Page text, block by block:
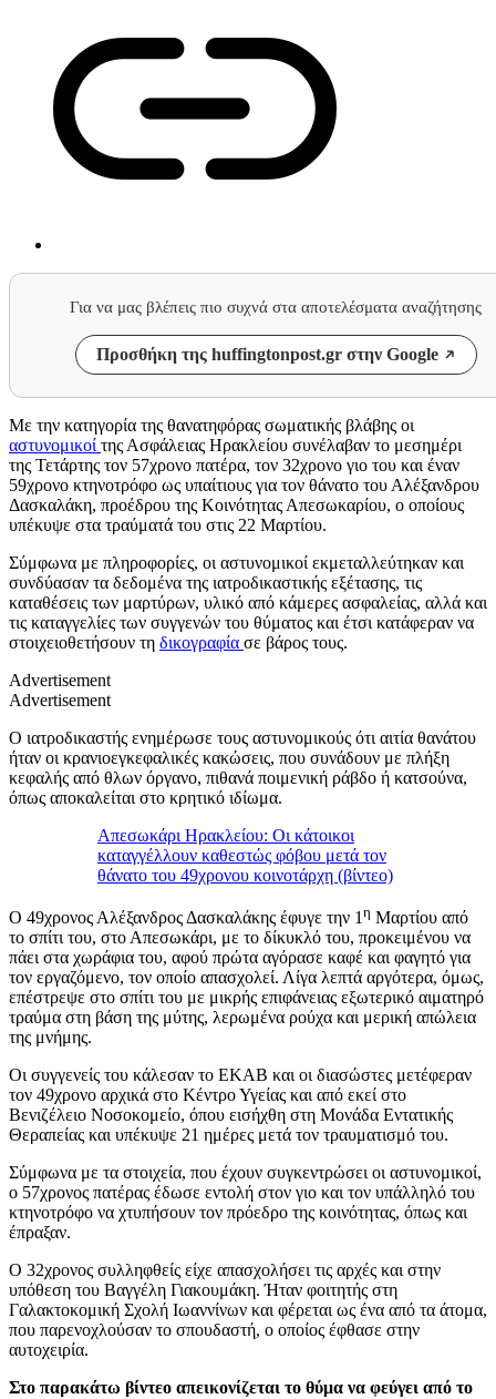
Για να μας βλέπεις πιο συχνά στα αποτελέσματα αναζήτησης
Προσθήκη της huffingtonpost.gr στην Google
Με την κατηγορία της θανατηφόρας σωματικής βλάβης οι
αστυνομικοί της Ασφάλειας Ηρακλείου συνέλαβαν το μεσημέρι
της Τετάρτης τον 57χρονο πατέρα, τον 32χρονο γιο του και έναν
59χρονο κτηνοτρόφο ως υπαίτιους για τον θάνατο του Αλέξανδρου
Δασκαλάκη, προέδρου της Κοινότητας Απεσωκαρίου, ο οποίους
υπέκυψε στα τραύματά του στις 22 Μαρτίου.
Σύμφωνα με πληροφορίες, οι αστυνομικοί εκμεταλλεύτηκαν και
συνδύασαν τα δεδομένα της ιατροδικαστικής εξέτασης, τις
καταθέσεις των μαρτύρων, υλικό από κάμερες ασφαλείας, αλλά και
τις καταγγελίες των συγγενών του θύματος και έτσι κατάφεραν να
στοιχειοθετήσουν τη δικογραφία σε βάρος τους.
Advertisement
Advertisement
Ο ιατροδικαστής ενημέρωσε τους αστυνομικούς ότι αιτία θανάτου
ήταν οι κρανιοεγκεφαλικές κακώσεις, που συνάδουν με πλήξη
κεφαλής από θλων όργανο, πιθανά ποιμενική ράβδο ή κατσούνα,
όπως αποκαλείται στο κρητικό ιδίωμα.
Απεσωκάρι Ηρακλείου: Οι κάτοικοι
καταγγέλλουν καθεστώς φόβου μετά τον
θάνατο του 49χρονου κοινοτάρχη (βίντεο)
Ο 49χρονος Αλέξανδρος Δασκαλάκης έφυγε την 1 η Μαρτίου από
το σπίτι του, στο Απεσωκάρι, με το δίκυκλό του, προκειμένου να
πάει στα χωράφια του, αφού πρώτα αγόρασε καφέ και φαγητό για
τον εργαζόμενο, τον οποίο απασχολεί. Λίγα λεπτά αργότερα, όμως,
επέστρεψε στο σπίτι του με μικρής επιφάνειας εξωτερικό αιματηρό
τραύμα στη βάση της μύτης, λερωμένα ρούχα και μερική απώλεια
της μνήμης.
Οι συγγενείς του κάλεσαν το ΕΚΑΒ και οι διασώστες μετέφεραν
τον 49χρονο αρχικά στο Κέντρο Υγείας και από εκεί στο
Βενιζέλειο Νοσοκομείο, όπου εισήχθη στη Μονάδα Εντατικής
Θεραπείας και υπέκυψε 21 ημέρες μετά τον τραυματισμό του.
Σύμφωνα με τα στοιχεία, που έχουν συγκεντρώσει οι αστυνομικοί,
ο 57χρονος πατέρας έδωσε εντολή στον γιο και τον υπάλληλό του
κτηνοτρόφο να χτυπήσουν τον πρόεδρο της κοινότητας, όπως και
έπραξαν.
Ο 32χρονος συλληφθείς είχε απασχολήσει τις αρχές και στην
υπόθεση του Βαγγέλη Γιακουμάκη. Ήταν φοιτητής στη
Γαλακτοκομική Σχολή Ιωαννίνων και φέρεται ως ένα από τα άτομα,
που παρενοχλούσαν το σπουδαστή, ο οποίος έφθασε στην
αυτοχειρία.
Στο παρακάτω βίντεο απεικονίζεται το θύμα να φεύγει από το